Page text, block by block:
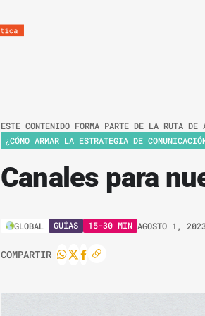
ESTE CONTENIDO FORMA PARTE DE LA RUTA DE
¿CÓMO ARMAR LA ESTRATEGIA DE
Canales para
GLOBAL GUÍAS 15-30 MIN AGOSTO 1,
COMPARTIR